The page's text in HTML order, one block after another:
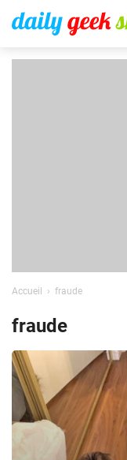
Accueil fraude
fraude